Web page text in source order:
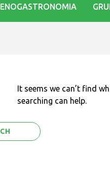
ENOGASTRONOMIA
It seems we can’t find
searching can help.